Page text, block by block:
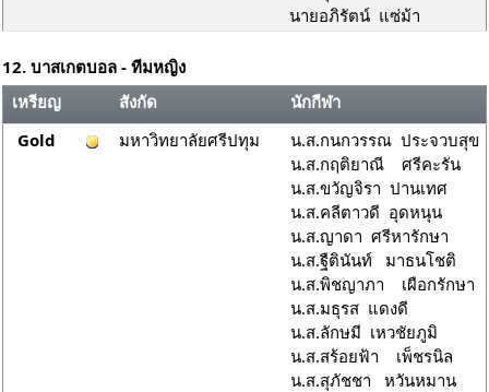
นายอภิรัตน์ แซ่ม้า
12. บาสเกตบอล - ทีมหญิง
เหรียญ
สังกัด
นักกีฬา
Gold
มหาวิทยาลัยศรีปทุม
น.ส.กนกวรรณ ประจวบสุข
น.ส.กฤติยาณี ศรีคะรัน
น.ส.ขวัญจิรา ปานเทศ
น.ส.คลีตาวดี อุดหนุน
น.ส.ญาดา ศรีหารักษา
น.ส.ฐืตินันท์ มาธนโชติ
น.ส.พิชญาภา เผือกรักษา
น.ส.มธุรส แดงดี
น.ส.ลักษมี เหวชัยภูมิ
น.ส.สร้อยฟ้า เพ็ชรนิล
น.ส.สุภัชชา หวันหมาน